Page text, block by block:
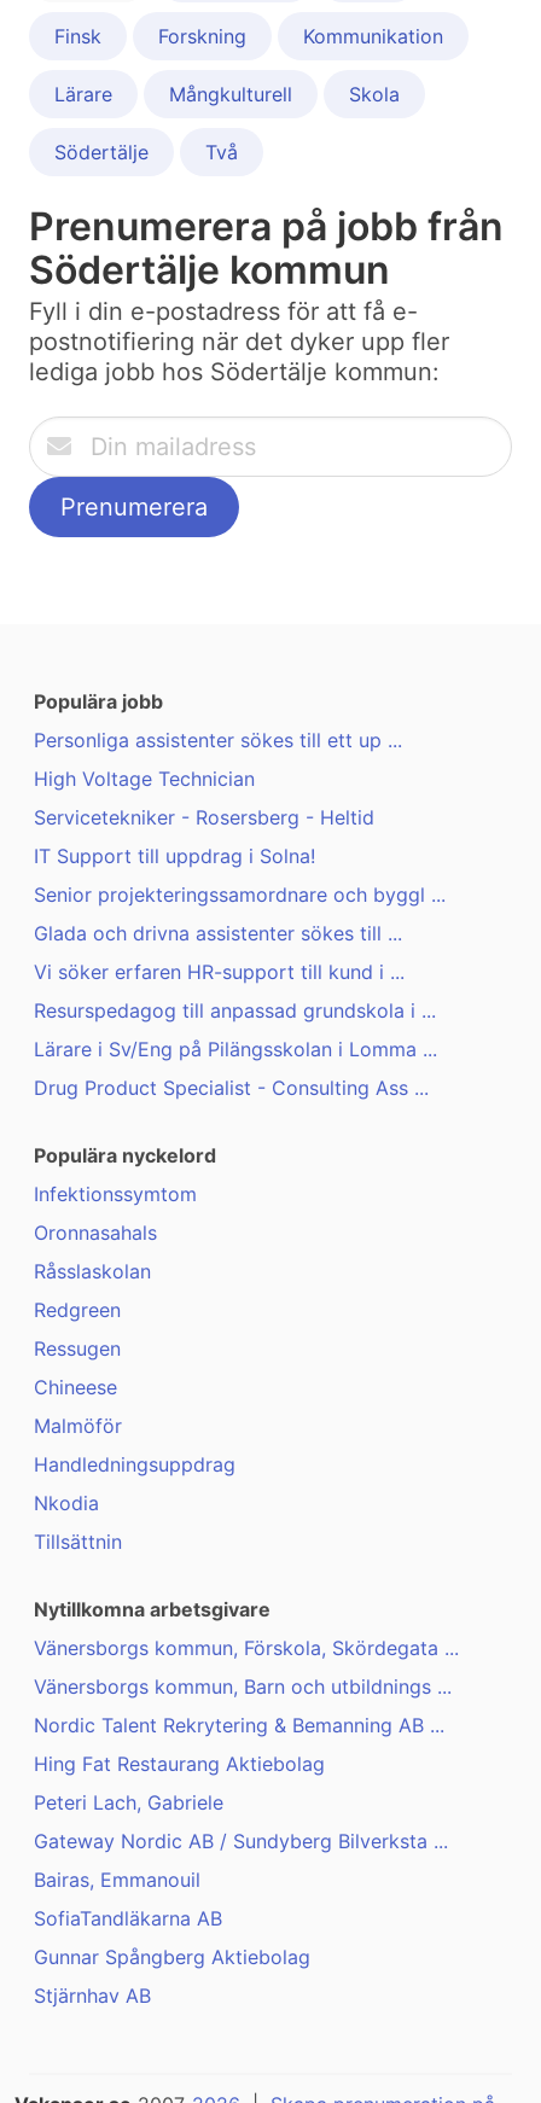
Finsk Forskning Kommunikation
Lärare Mångkulturell Skola
Södertälje Två
Prenumerera på jobb från
Södertälje kommun
Fyll i din e-postadress för att få e-
postnotifiering när det dyker upp fler
lediga jobb hos Södertälje kommun:
Populära jobb
Personliga assistenter sökes till ett up ...
High Voltage Technician
Servicetekniker - Rosersberg - Heltid
IT Support till uppdrag i Solna!
Senior projekteringssamordnare och byggl ...
Glada och drivna assistenter sökes till ...
Vi söker erfaren HR-support till kund i ...
Resurspedagog till anpassad grundskola i ...
Lärare i Sv/Eng på Pilängsskolan i Lomma ...
Drug Product Specialist - Consulting Ass ...
Populära nyckelord
Infektionssymtom
Oronnasahals
Råsslaskolan
Redgreen
Ressugen
Chineese
Malmöför
Handledningsuppdrag
Nkodia
Tillsättnin
Nytillkomna arbetsgivare
Vänersborgs kommun, Förskola, Skördegata ...
Vänersborgs kommun, Barn och utbildnings ...
Nordic Talent Rekrytering & Bemanning AB ...
Hing Fat Restaurang Aktiebolag
Peteri Lach, Gabriele
Gateway Nordic AB / Sundyberg Bilverksta ...
Bairas, Emmanouil
SofiaTandläkarna AB
Gunnar Spångberg Aktiebolag
Stjärnhav AB